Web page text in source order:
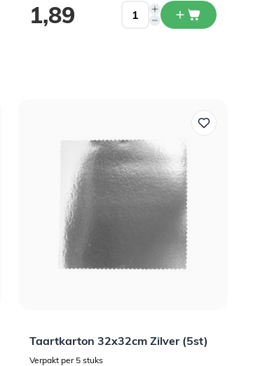
1,89
Taartkarton 32x32cm Zilver (5st)
Verpakt per 5 stuks